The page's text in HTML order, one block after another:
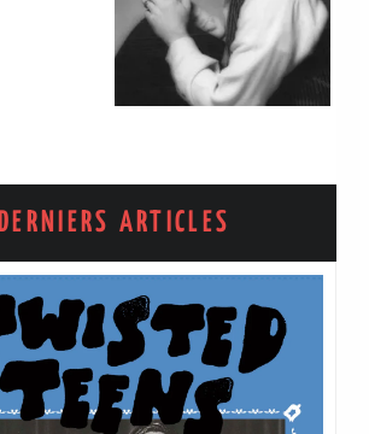
DERNIERS ARTICLES